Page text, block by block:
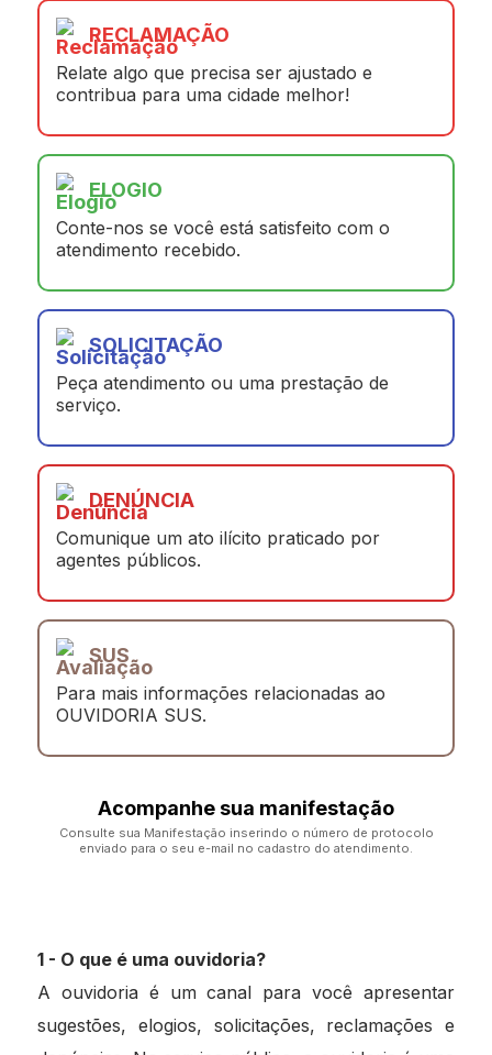
RECLAMAÇÃO
Relate algo que precisa ser ajustado e
contribua para uma cidade melhor!
ELOGIO
Conte-nos se você está satisfeito com o
atendimento recebido.
SOLICITAÇÃO
Peça atendimento ou uma prestação de
serviço.
DENÚNCIA
Comunique um ato ilícito praticado por
agentes públicos.
SUS
Para mais informações relacionadas ao
OUVIDORIA SUS.
Acompanhe sua manifestação
Consulte sua Manifestação inserindo o número de protocolo
enviado para o seu e-mail no cadastro do atendimento.
1 - O que é uma ouvidoria?
A ouvidoria é um canal para você apresentar
sugestões, elogios, solicitações, reclamações e